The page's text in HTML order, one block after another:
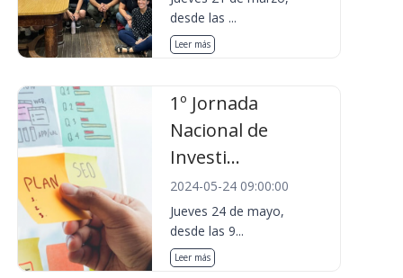
desde las ...
Leer más
1º Jornada
Nacional de
Investi...
2024-05-24 09:00:00
Jueves 24 de mayo,
desde las 9...
Leer más